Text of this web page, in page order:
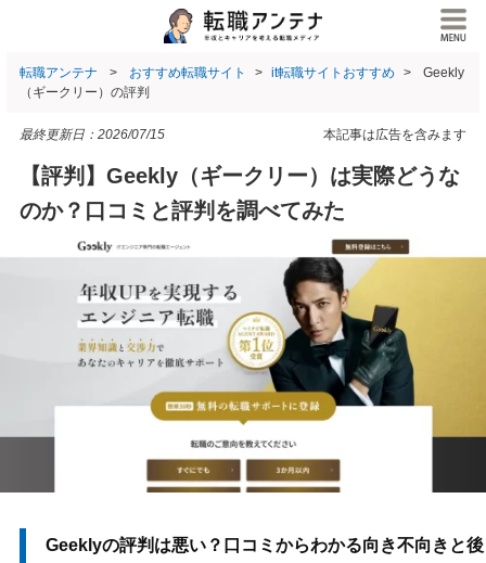
転職アンテナ おすすめ転職サイト it転職サイトおすすめ
Geekly
（ギークリー）の評判
本記事は広告を含みます
最終更新日： 2026/07/15
【評判】Geekly（ギークリー）は実際どうな
のか？口コミと評判を調べてみた
Geeklyの評判は悪い？口コミからわかる向き不向きと後